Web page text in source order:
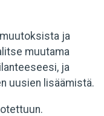
ja
muutama
ja
uusien lisäämistä.